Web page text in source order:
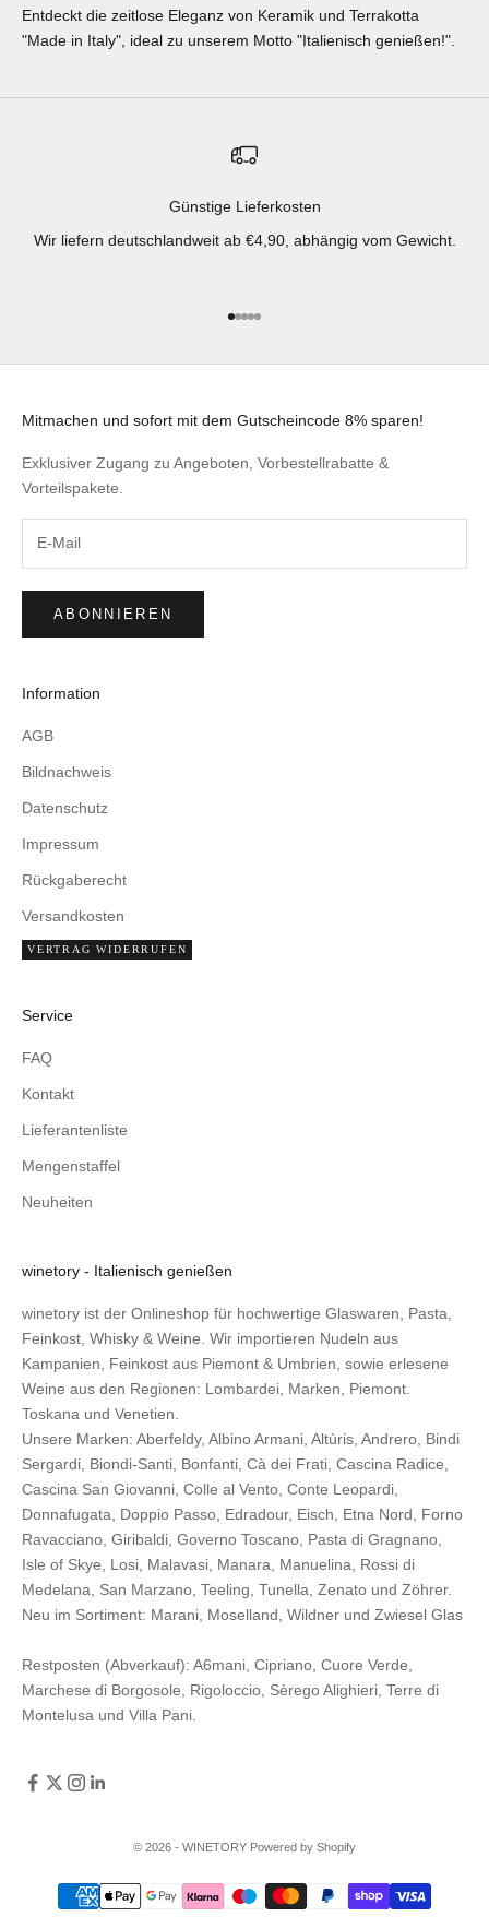
Entdeckt die zeitlose Eleganz von Keramik und Terrakotta
"Made in Italy", ideal zu unserem Motto "Italienisch genießen!".
Günstige Lieferkosten
Wir liefern deutschlandweit ab €4,90, abhängig vom Gewicht.
Gehe zu Element 1
Gehe zu Element 2
Gehe zu Element 3
Gehe zu Element 4
Gehe zu Element 5
Mitmachen und sofort mit dem Gutscheincode 8% sparen!
Exklusiver Zugang zu Angeboten, Vorbestellrabatte &
Vorteilspakete.
ABONNIEREN
Information
AGB
Bildnachweis
Datenschutz
Impressum
Rückgaberecht
Versandkosten
VERTRAG WIDERRUFEN
Service
FAQ
Kontakt
Lieferantenliste
Mengenstaffel
Neuheiten
winetory - Italienisch genießen
winetory ist der Onlineshop für hochwertige Glaswaren, Pasta,
Feinkost, Whisky & Weine. Wir importieren Nudeln aus
Kampanien, Feinkost aus Piemont & Umbrien, sowie erlesene
Weine aus den Regionen: Lombardei, Marken, Piemont.
Toskana und Venetien.
Unsere Marken: Aberfeldy, Albino Armani, Altùris, Andrero, Bindi
Sergardi, Biondi-Santi, Bonfanti, Cà dei Frati, Cascina Radice,
Cascina San Giovanni, Colle al Vento, Conte Leopardi,
Donnafugata, Doppio Passo, Edradour, Eisch, Etna Nord, Forno
Ravacciano, Giribaldi, Governo Toscano, Pasta di Gragnano,
Isle of Skye, Losi, Malavasi, Manara, Manuelina, Rossi di
Medelana, San Marzano, Teeling, Tunella, Zenato und Zöhrer.
Neu im Sortiment: Marani, Moselland, Wildner und Zwiesel Glas
Restposten (Abverkauf): A6mani, Cipriano, Cuore Verde,
Marchese di Borgosole, Rigoloccio, Sèrego Alighieri, Terre di
Montelusa und Villa Pani.
© 2026 - WINETORY Powered by Shopify